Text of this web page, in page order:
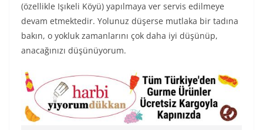
(özellikle Işıkeli Köyü) yapılmaya ver servis edilmeye
devam etmektedir. Yolunuz düşerse mutlaka bir tadına
bakın, o yokluk zamanlarını çok daha iyi düşünüp,
anacağınızı düşünüyorum.